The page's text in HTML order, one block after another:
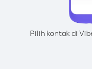
Pilih kontak di